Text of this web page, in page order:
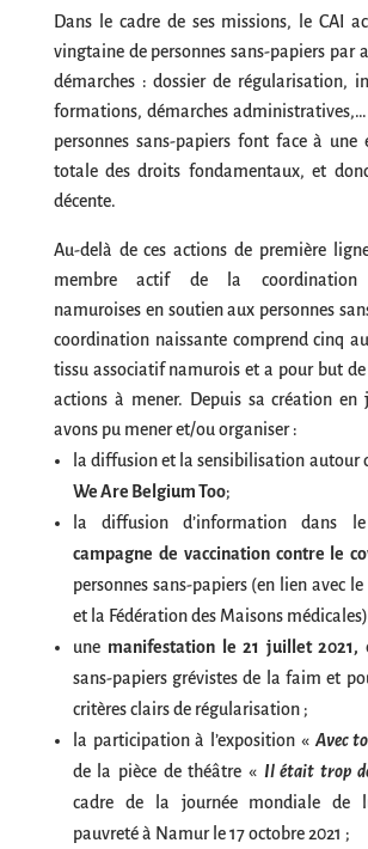
Dans le cadre de ses missions, le CAI
vingtaine de personnes sans-papiers par
démarches : dossier de régularisation,
formations, démarches administratives,…
personnes sans-papiers font face à une
totale des droits fondamentaux, et
décente.
Au-delà de ces actions de première
membre actif de la coordination
namuroises en soutien aux personnes
coordination naissante comprend cinq
tissu associatif namurois et a pour but
actions à mener. Depuis sa création en
avons pu mener et/ou organiser :
la diffusion et la sensibilisation autour
We Are Belgium Too;
la diffusion d’information dans
campagne de vaccination contre le
personnes sans-papiers (en lien avec le
et la Fédération des Maisons
une manifestation le 21 juillet 2021,
sans-papiers grévistes de la faim et
critères clairs de régularisation ;
la participation à l’exposition « Avec
de la pièce de théâtre « Il était trop
cadre de la journée mondiale de
pauvreté à Namur le 17 octobre 2021 ;